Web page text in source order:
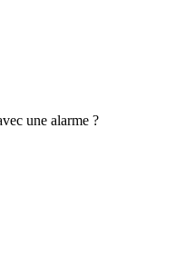
une alarme ?